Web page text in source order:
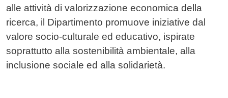
alle attività di valorizzazione economica della
ricerca, il Dipartimento promuove iniziative dal
valore socio-culturale ed educativo, ispirate
soprattutto alla sostenibilità ambientale, alla
inclusione sociale ed alla solidarietà.